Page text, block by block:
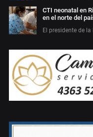
CTI neonatal en
en el norte del
El presidente de la